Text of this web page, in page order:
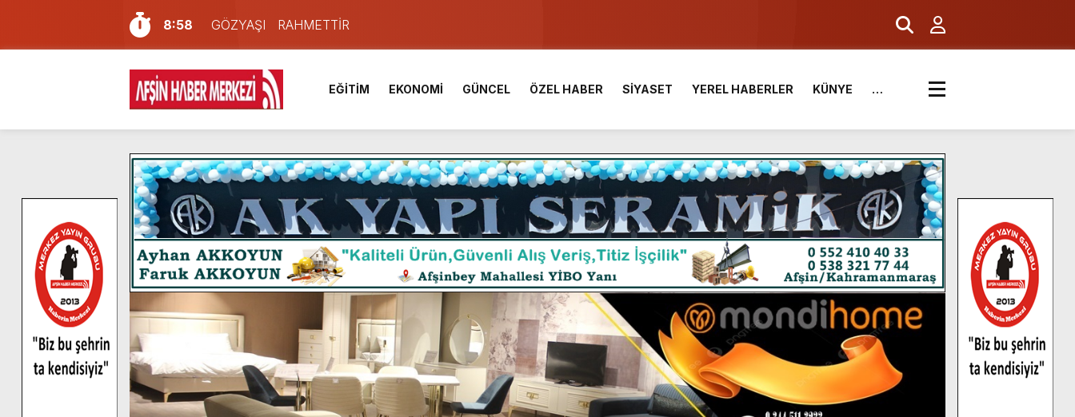
8:58
GÖZYAŞI RAHMETTİR
7:57
Afşin Sağlık Yüksek Okulu ve Meslek Yüksek Okulunda görev değişimi!
6:31
Onikişubat Belediyesi’nin Üniversite Hazırlık Kursu başvurularında son gün 7 Ağustos.
16:10
Uluslararası Bisiklet Yarışması’nda En Zorlu Etap Tamamlandı.
13:27
NOTER ONAYLI TYP LİSTESİ YAYINLANDI.
11:22
KAFUM Fuar Alanı Bulut ve Yavuz’un Ezgileriyle Şenlendi.
8:06
Afşinli bir hemşehrimizin de olduğu Filistin Konvoyu, güçlenerek ilerliyor.
14:05
Madrigal, Perşembe Günü KAFUM’da Sahne Alacak.
7:39
KEDİNİZ Mİ VAR?
4:58
İklim Dirençli Tarım İçin Güç Birliği.
EĞİTİM EKONOMİ GÜNCEL ÖZEL HABER SİYASET YEREL HABERLER KÜNYE …